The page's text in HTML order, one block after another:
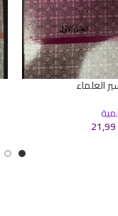
العلماء
21,99